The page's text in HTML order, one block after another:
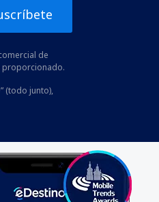
de
proporcionado.
(todo junto),